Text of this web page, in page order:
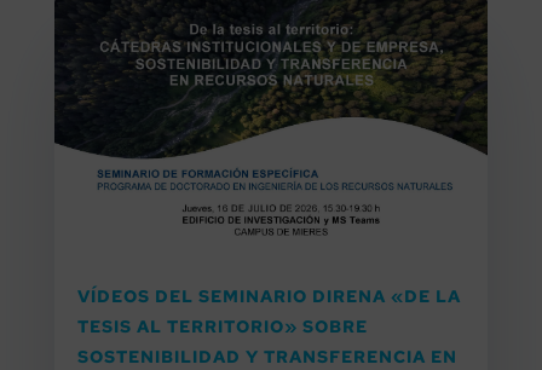
VÍDEOS DEL SEMINARIO DIRENA «DE LA
TESIS AL TERRITORIO» SOBRE
SOSTENIBILIDAD Y TRANSFERENCIA EN